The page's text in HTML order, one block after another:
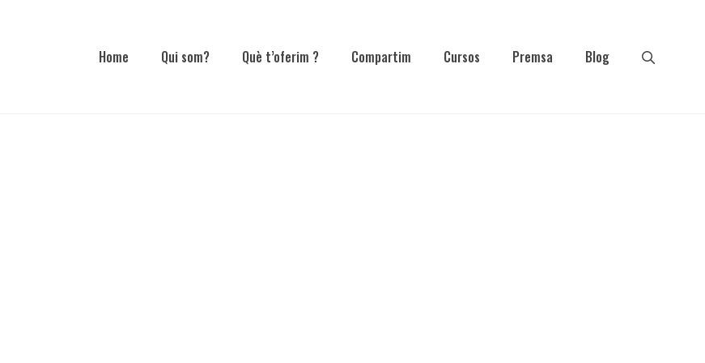
Home Qui som? Què t’oferim ? Compartim Cursos Premsa Blog